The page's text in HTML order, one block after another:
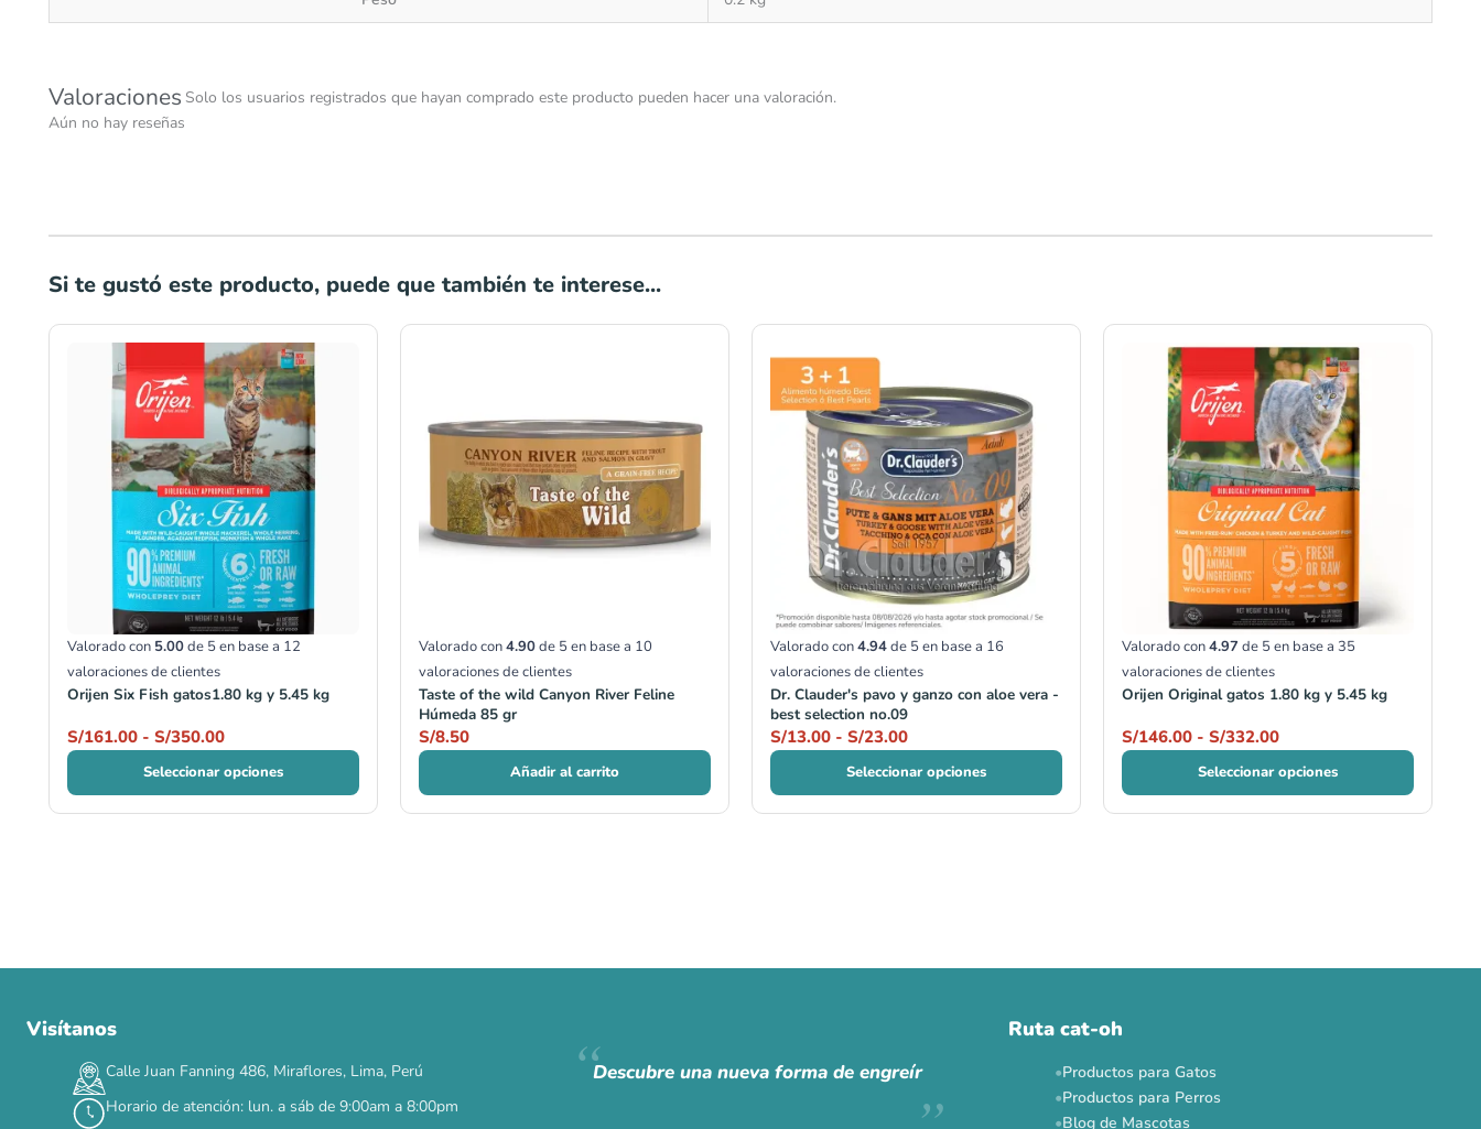
Valoraciones
Aún no hay reseñas
Solo los usuarios registrados que hayan comprado este producto pueden hacer una valoración.
Si te gustó este producto, puede que también te interese...
Valorado con 5.00de 5 en base a 12
valoraciones de clientes
Orijen Six Fish gatos1.80 kg y 5.45 kg
S/161.00 - S/350.00
de
precios:
desde
S/161.00
hasta
S/350.00
Seleccionar opciones
Valorado con4.90de 5 en base a 10
valoraciones de clientes
Taste of the wild Canyon River Feline
Húmeda 85 gr
S/8.50
Añadir al carrito
Valorado con4.94de 5 en base a 16
valoraciones de clientes
Dr. Clauder's pavo y ganzo con aloe vera -
best selection no.09
S/13.00 - S/23.00
precios:
desde
S/13.00
hasta
S/23.00
Seleccionar opciones
Valorado con4.97 de 5 en base a 35
valoraciones de clientes
Orijen Original gatos 1.80 kg y 5.45 kg
S/146.00 - S/332.00
de
precios:
desde
S/146.00
hasta
S/332.00
Seleccionar opciones
Visítanos
Calle Juan Fanning 486, Miraflores, Lima, Perú
Horario de atención: lun. a sáb de 9:00am a 8:00pm
Descubre una nueva forma de engreír
Ruta cat-oh
Productos para Gatos
Productos para Perros
Blog de Mascotas